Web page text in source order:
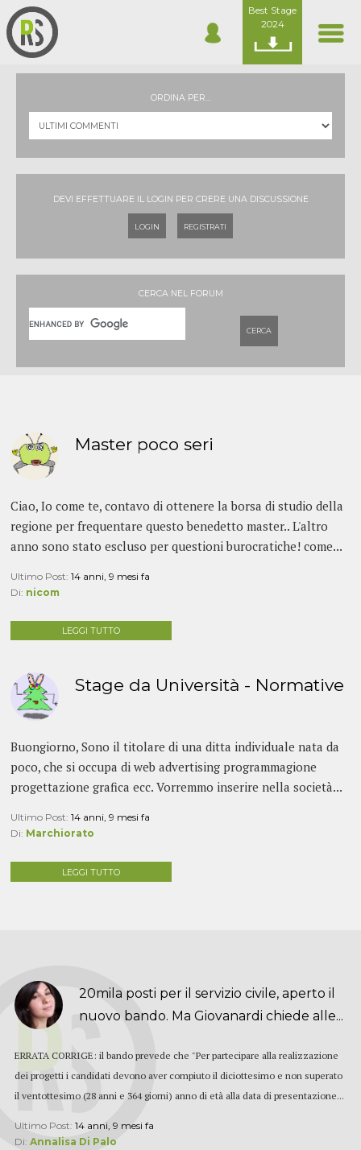
Best Stage
2024
ORDINA PER...
DEVI EFFETTUARE IL LOGIN PER CRERE UNA DISCUSSIONE
LOGIN REGISTRATI
CERCA NEL FORUM
CERCA
Master poco seri
Ciao, Io come te, contavo di ottenere la borsa di studio della
regione per frequentare questo benedetto master.. L'altro
anno sono stato escluso per questioni burocratiche! come...
Ultimo Post:14 anni, 9 mesi fa
Di: nicom
LEGGI TUTTO
Stage da Università - Normative
Buongiorno, Sono il titolare di una ditta individuale nata da
poco, che si occupa di web advertising programmagione
progettazione grafica ecc. Vorremmo inserire nella società...
Ultimo Post:14 anni, 9 mesi fa
Di: Marchiorato
LEGGI TUTTO
20mila posti per il servizio civile, aperto il
nuovo bando. Ma Giovanardi chiede alle...
ERRATA CORRIGE: il bando prevede che "Per partecipare alla realizzazione
dei progetti i candidati devono aver compiuto il diciottesimo e non superato
il ventottesimo (28 anni e 364 giorni) anno di età alla data di presentazione...
Ultimo Post: 14 anni, 9 mesi fa
Di: Annalisa Di Palo